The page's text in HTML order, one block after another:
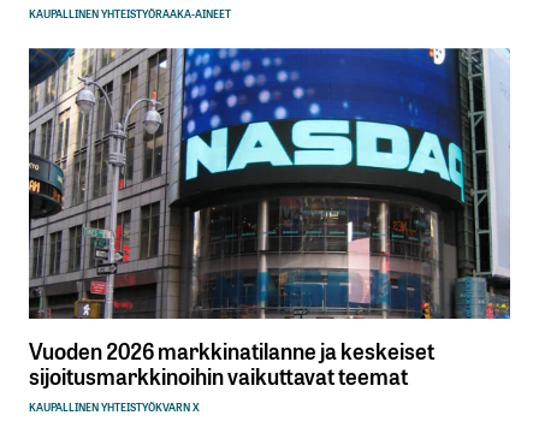
KAUPALLINEN YHTEISTYÖRAAKA-AINEET
Vuoden 2026 markkinatilanne ja keskeiset
sijoitusmarkkinoihin vaikuttavat teemat
KAUPALLINEN YHTEISTYÖKVARN X